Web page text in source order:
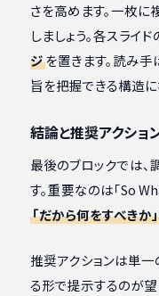
さを高めます。一枚に
しましょう。各スライ
ジを置きます。読み
旨を把握できる構造に
結論と推奨アクショ
最後のブロックでは
す。重要なのは「So
「だから何をすべき
推奨アクションは単
る形で提示するのが望